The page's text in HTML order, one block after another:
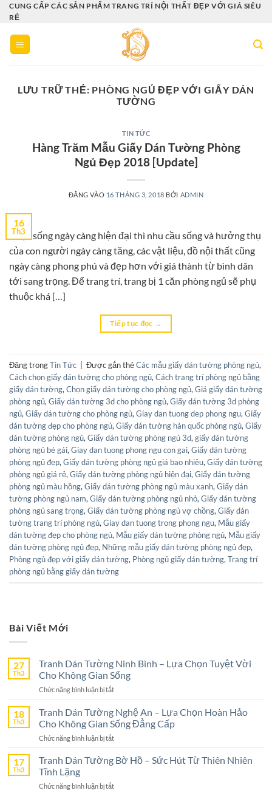
Bỏ
qua
nội
dung
CUNG CẤP CÁC SẢN PHẨM TRANG TRÍ NỘI THẤT ĐẸP VỚI GIÁ SIÊU
RẺ
LƯU TRỮ THẺ: PHÒNG NGỦ ĐẸP VỚI GIẤY DÁN
TƯỜNG
TIN TỨC
Hàng Trăm Mẫu Giấy Dán Tường Phòng
Ngủ Đẹp 2018 [Update]
ĐĂNG VÀO 16 THÁNG 3, 2018 BỞI ADMIN
16
Th3
Cuộc sống ngày càng hiện đại thì nhu cầu sống và hưởng thụ
của con người ngày càng tăng, các vật liệu, đồ nội thất cũng
ngày càng phong phú và đẹp hơn với giá thành từ bình dân
tới sang trọng. Để trang trí, trang bị 1 căn phòng ngủ sẽ phụ
thuộc khá […]
Tiếp tục đọc →
Đăng trongTin Tức Được gắn thẻCác mẫu giấy dán tường phòng ngủ,
Cách chọn giấy dán tường cho phòng ngủ, Cách trang trí phòng ngủ bằng
giấy dán tường, Chọn giấy dán tường cho phòng ngủ, Giá giấy dán tường
phòng ngủ, Giấy dán tường 3d cho phòng ngủ, Giấy dán tường 3d phòng
ngủ, Giấy dán tường cho phòng ngủ, Giay dan tuong dep phong ngu, Giấy
dán tường đẹp cho phòng ngủ, Giấy dán tường hàn quốc phòng ngủ, Giấy
dán tường phòng ngủ, Giấy dán tường phòng ngủ 3d, giấy dán tường
phòng ngủ bé gái, Giay dan tuong phong ngu con gai, Giấy dán tường
phòng ngủ đẹp, Giấy dán tường phòng ngủ giá bao nhiêu, Giấy dán tường
phòng ngủ giá rẻ, Giấy dán tường phòng ngủ hiện đại, Giấy dán tường
phòng ngủ màu hồng, Giấy dán tường phòng ngủ màu xanh, Giấy dán
tường phòng ngủ nam, Giấy dán tường phòng ngủ nhỏ, Giấy dán tường
phòng ngủ sang trọng, Giấy dán tường phòng ngủ vợ chồng, Giấy dán
tường trang trí phòng ngủ, Giay dan tuong trong phong ngu, Mẫu giấy
dán tường đẹp cho phòng ngủ, Mẫu giấy dán tường phòng ngủ, Mẫu giấy
dán tường phòng ngủ đẹp, Những mẫu giấy dán tường phòng ngủ đẹp,
Phòng ngủ đẹp với giấy dán tường, Phòng ngủ giấy dán tường, Trang trí
phòng ngủ bằng giấy dán tường
Bài Viết Mới
27
Th3
Tranh Dán Tường Ninh Bình – Lựa Chọn Tuyệt Vời
Cho Không Gian Sống
Chức năng bình luận bị tắtở
Dán
Tường
Ninh
Bình
Lựa
18
Th3
Tranh Dán Tường Nghệ An – Lựa Chọn Hoàn Hảo
Cho Không Gian Sống Đẳng Cấp
Chức năng bình luận bị tắtở
Dán
An
17
Th3
Tranh Dán Tường Bờ Hồ – Sức Hút Từ Thiên Nhiên
Tĩnh Lặng
Chức năng bình luận bị tắtở